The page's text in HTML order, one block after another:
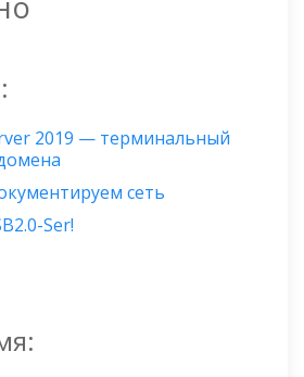
2019 — терминальный
сеть
Ser!